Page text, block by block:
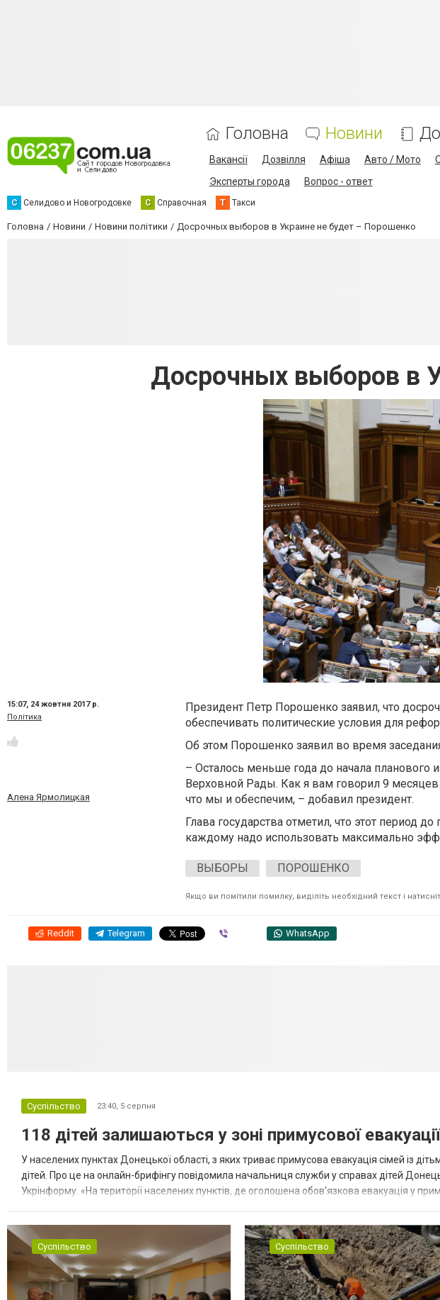
Головна Новини
Вакансії Дозвілля Афіша Авто / Мото
Эксперты города
Вопрос - ответ
С Селидово и Новогродовке С Справочная Т Такси
Головна Новини Новини політики Досрочных выборов в Украине не будет – Порошенко
Досрочных выборов в
15:07, 24 жовтня 2017 р.
Політика
Алена Ярмолицкая
Президент Петр Порошенко заявил, что
обеспечивать политические условия для
Об этом Порошенко заявил во время
– Осталось меньше года до начала планового
Верховной Рады. Как я вам говорил 9
что мы и обеспечим, – добавил президент.
Глава государства отметил, что этот период
каждому надо использовать максимально
ВЫБОРЫ ПОРОШЕНКО
Якщо ви помітили помилку, виділіть необхідний текст і
Reddit Telegram WhatsApp
Суспільство 23:40, 5 серпня
118 дітей залишаються у зоні примусової
У населених пунктах Донецької області, з яких триває примусова евакуація сімей із
дітей. Про це на онлайн-брифінгу повідомила начальниця служби у справах дітей
Укрінформу. «На території населених пунктів, де оголошена обов’язкова евакуація у
Суспільство Суспільство